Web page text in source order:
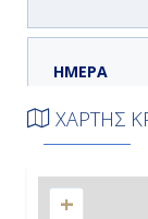
ΧΑΡΤΗΣ
+